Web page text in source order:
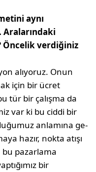
aynı
Öncelik verdiğiniz
alıyoruz. Onun
için bir ücret
tür bir çalışma da
var ki bu ciddi bir
anlamına ge­
hazır, nokta atışı
bu pazarlama
bir